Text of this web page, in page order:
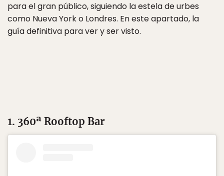
para el gran público, siguiendo la estela de urbes
como Nueva York o Londres. En este apartado, la
guía definitiva para ver y ser visto.
1. 360ª Rooftop Bar